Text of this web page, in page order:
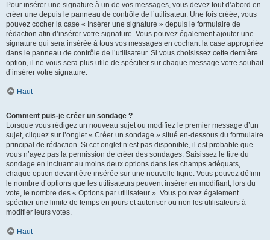
Pour insérer une signature à un de vos messages, vous devez tout d’abord en
créer une depuis le panneau de contrôle de l’utilisateur. Une fois créée, vous
pouvez cocher la case « Insérer une signature » depuis le formulaire de
rédaction afin d’insérer votre signature. Vous pouvez également ajouter une
signature qui sera insérée à tous vos messages en cochant la case appropriée
dans le panneau de contrôle de l’utilisateur. Si vous choisissez cette dernière
option, il ne vous sera plus utile de spécifier sur chaque message votre souhait
d’insérer votre signature.
Haut
Comment puis-je créer un sondage ?
Lorsque vous rédigez un nouveau sujet ou modifiez le premier message d’un
sujet, cliquez sur l’onglet « Créer un sondage » situé en-dessous du formulaire
principal de rédaction. Si cet onglet n’est pas disponible, il est probable que
vous n’ayez pas la permission de créer des sondages. Saisissez le titre du
sondage en incluant au moins deux options dans les champs adéquats,
chaque option devant être insérée sur une nouvelle ligne. Vous pouvez définir
le nombre d’options que les utilisateurs peuvent insérer en modifiant, lors du
vote, le nombre des « Options par utilisateur ». Vous pouvez également
spécifier une limite de temps en jours et autoriser ou non les utilisateurs à
modifier leurs votes.
Haut